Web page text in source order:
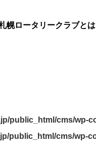
幌ロータリークラブとは
public_html/cms/wp-
public_html/cms/wp-